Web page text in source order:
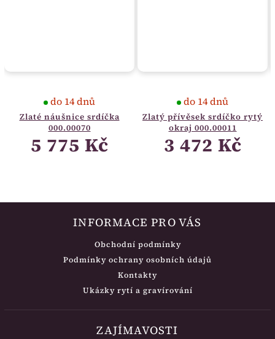
Zlaté náušnice srdíčka
000.00070
do 14 dnů
5 775 Kč
Zlatý přívěsek srdíčko rytý
okraj 000.00011
do 14 dnů
3 472 Kč
INFORMACE PRO VÁS
Obchodní podmínky
Podmínky ochrany osobních údajů
Kontakty
Ukázky rytí a gravírování
ZAJÍMAVOSTI